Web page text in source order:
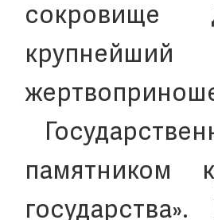
сокровище
памятником